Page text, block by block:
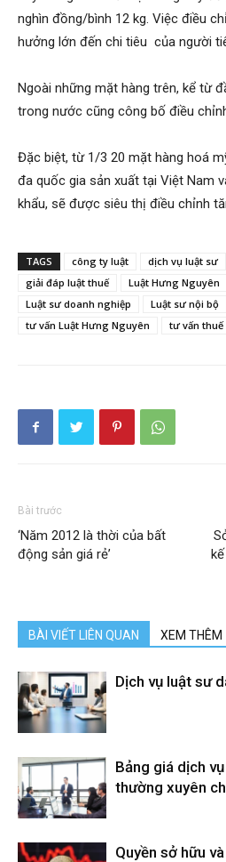
nghìn đồng/bình 12 kg. Việc điều
hưởng lớn đến chi tiêu của người
Ngoài những mặt hàng trên, kể từ
trong nước cũng công bố điều
Đặc biệt, từ 1/3 20 mặt hàng hoá
đa quốc gia sản xuất tại Việt Nam
khẩu, sẽ được siêu thị điều chỉnh
TAGS công ty luật dịch vụ luật sư
giải đáp luật thuế
Luật Hưng Nguyên
Luật sư doanh nghiệp
Luật sư nội bộ
tư vấn Luật Hưng Nguyên
tư vấn thuế
Bài trước
‘Năm 2012 là thời của bất
động sản giá rẻ’
BÀI VIẾT LIÊN QUAN XEM THÊM
Dịch vụ luật sư
Bảng giá dịch
thường xuyên
Quyền sở hữu